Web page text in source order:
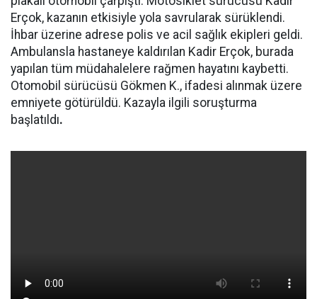
Erçok, kazanın etkisiyle yola savrularak sürüklendi.
İhbar üzerine adrese polis ve acil sağlık ekipleri geldi.
Ambulansla hastaneye kaldırılan Kadir Erçok, burada
yapılan tüm müdahalelere rağmen hayatını kaybetti.
Otomobil sürücüsü Gökmen K., ifadesi alınmak üzere
emniyete götürüldü. Kazayla ilgili soruşturma
başlatıldı.